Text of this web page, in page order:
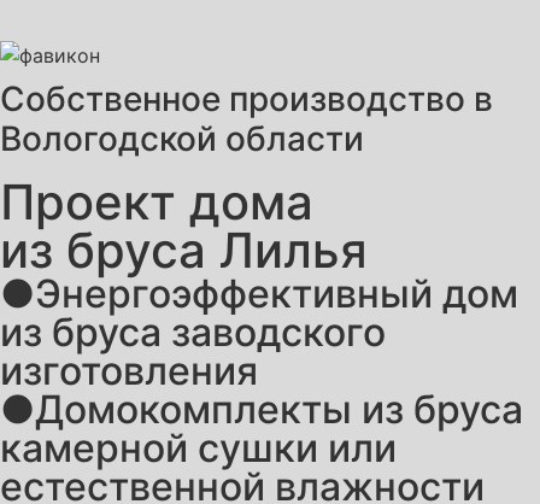
Собственное производство в
Вологодской области
Проект дома
из бруса Лилья
●Энергоэффективный дом
из бруса заводского
изготовления
●Домокомплекты из бруса
камерной сушки или
естественной влажности